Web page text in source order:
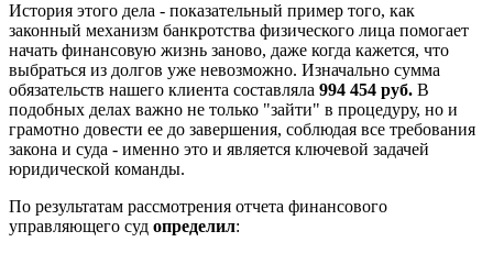
История этого дела - показательный пример того, как
законный механизм банкротства физического лица помогает
начать финансовую жизнь заново, даже когда кажется, что
выбраться из долгов уже невозможно. Изначально сумма
обязательств нашего клиента составляла 994 454 руб. В
подобных делах важно не только "зайти" в процедуру, но и
грамотно довести ее до завершения, соблюдая все требования
закона и суда - именно это и является ключевой задачей
юридической команды.
По результатам рассмотрения отчета финансового
управляющего суд определил: